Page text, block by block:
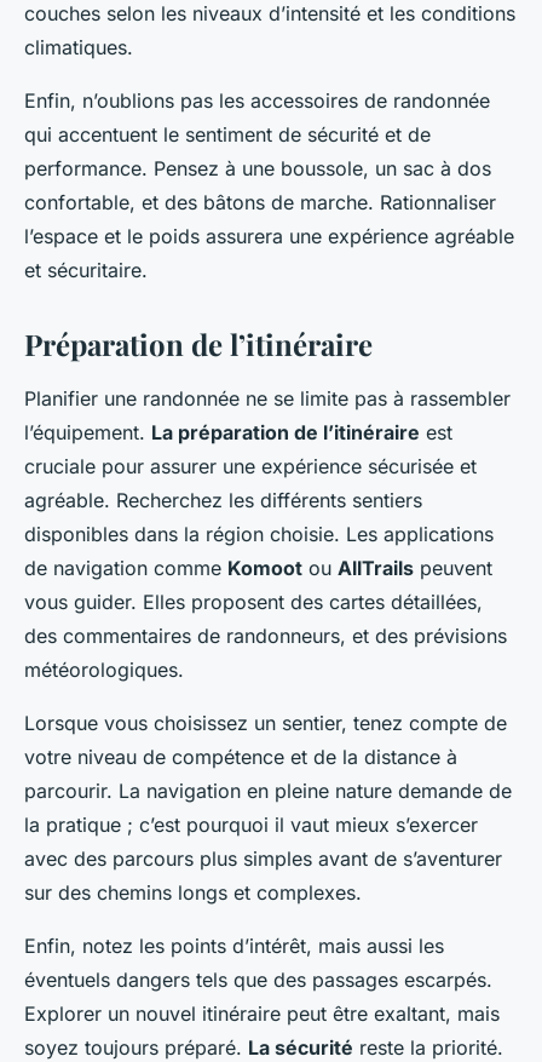
couches selon les niveaux d’intensité et les conditions
climatiques.
Enfin, n’oublions pas les accessoires de randonnée
qui accentuent le sentiment de sécurité et de
performance. Pensez à une boussole, un sac à dos
confortable, et des bâtons de marche. Rationnaliser
l’espace et le poids assurera une expérience agréable
et sécuritaire.
Préparation de l’itinéraire
Planifier une randonnée ne se limite pas à rassembler
l’équipement. La préparation de l’itinéraire est
cruciale pour assurer une expérience sécurisée et
agréable. Recherchez les différents sentiers
disponibles dans la région choisie. Les applications
de navigation comme Komoot ou AllTrails peuvent
vous guider. Elles proposent des cartes détaillées,
des commentaires de randonneurs, et des prévisions
météorologiques.
Lorsque vous choisissez un sentier, tenez compte de
votre niveau de compétence et de la distance à
parcourir. La navigation en pleine nature demande de
la pratique ; c’est pourquoi il vaut mieux s’exercer
avec des parcours plus simples avant de s’aventurer
sur des chemins longs et complexes.
Enfin, notez les points d’intérêt, mais aussi les
éventuels dangers tels que des passages escarpés.
Explorer un nouvel itinéraire peut être exaltant, mais
soyez toujours préparé. La sécurité reste la priorité.